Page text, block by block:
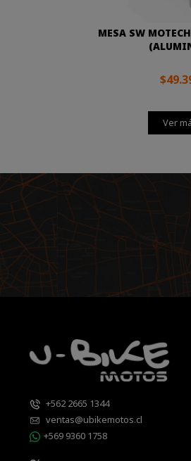
MESA SW
Ver
+562 2665 1344
ventas@ubikemotos.cl
+569 9360 1758